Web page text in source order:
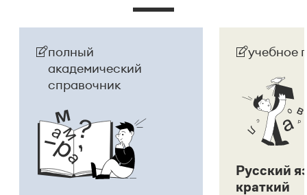
полный
академический
справочник
учебное
Русский
краткий